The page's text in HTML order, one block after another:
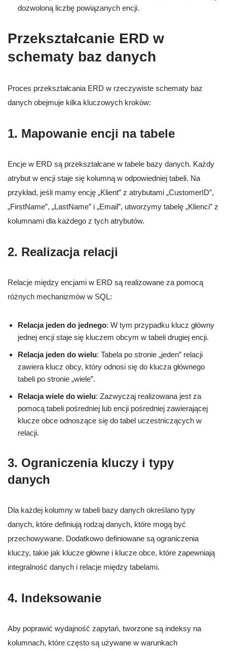
dozwoloną liczbę powiązanych encji.
Przekształcanie ERD w
schematy baz danych
Proces przekształcania ERD w rzeczywiste schematy baz
danych obejmuje kilka kluczowych kroków:
1. Mapowanie encji na tabele
Encje w ERD są przekształcane w tabele bazy danych. Każdy
atrybut w encji staje się kolumną w odpowiedniej tabeli. Na
przykład, jeśli mamy encję „Klient” z atrybutami „CustomerID”,
„FirstName”, „LastName” i „Email”, utworzymy tabelę „Klienci” z
kolumnami dla każdego z tych atrybutów.
2. Realizacja relacji
Relacje między encjami w ERD są realizowane za pomocą
różnych mechanizmów w SQL:
Relacja jeden do jednego: W tym przypadku klucz główny
jednej encji staje się kluczem obcym w tabeli drugiej encji.
Relacja jeden do wielu: Tabela po stronie „jeden” relacji
zawiera klucz obcy, który odnosi się do klucza głównego
tabeli po stronie „wiele”.
Relacja wiele do wielu: Zazwyczaj realizowana jest za
pomocą tabeli pośredniej lub encji pośredniej zawierającej
klucze obce odnoszące się do tabel uczestniczących w
relacji.
3. Ograniczenia kluczy i typy
danych
Dla każdej kolumny w tabeli bazy danych określano typy
danych, które definiują rodzaj danych, które mogą być
przechowywane. Dodatkowo definiowane są ograniczenia
kluczy, takie jak klucze główne i klucze obce, które zapewniają
integralność danych i relacje między tabelami.
4. Indeksowanie
Aby poprawić wydajność zapytań, tworzone są indeksy na
kolumnach, które często są używane w warunkach